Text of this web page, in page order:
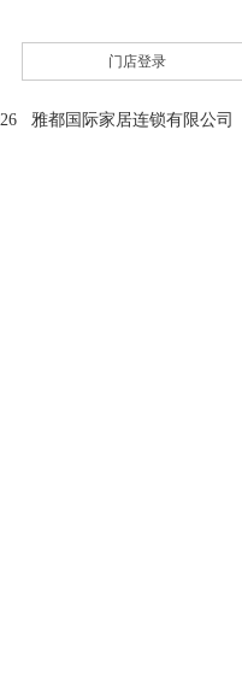
门店登录
雅都国际家居连锁有限公司